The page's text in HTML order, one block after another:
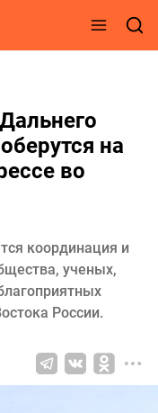
на
во
координация и
ученых,
России.